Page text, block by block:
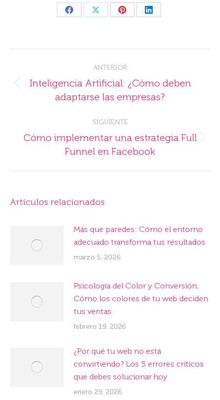
Share
Share
Share
Share
Navegación
entre
publicaciones
ANTERIOR
Publicación
anterior:
Inteligencia Artificial: ¿Cómo deben
adaptarse las empresas?
SIGUIENTE
Publicación
siguiente:
Cómo implementar una estrategia Full
Funnel en Facebook
Artículos relacionados
Más que paredes: Cómo el entorno
adecuado transforma tus resultados
marzo 5, 2026
Psicología del Color y Conversión:
Cómo los colores de tu web deciden
tus ventas
febrero 19, 2026
¿Por qué tu web no está
convirtiendo? Los 5 errores críticos
que debes solucionar hoy
enero 29, 2026